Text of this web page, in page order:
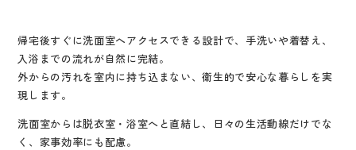
帰宅後すぐに洗面室へアクセスできる設計で、手洗いや着替え、
入浴までの流れが自然に完結。
外からの汚れを室内に持ち込まない、衛生的で安心な暮らしを実
現します。
洗面室からは脱衣室・浴室へと直結し、日々の生活動線だけでな
く、家事効率にも配慮。